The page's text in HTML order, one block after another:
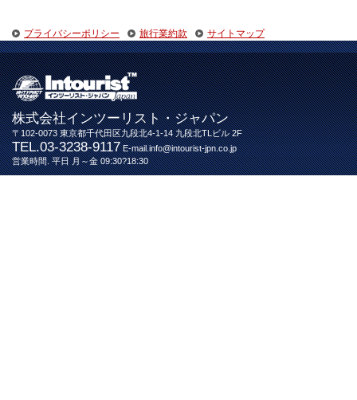
プライバシーポリシー 旅行業約款 サイトマップ
株式会社インツーリスト・ジャパン
〒102-0073 東京都千代田区九段北4-1-14 九段北TLビル 2F
TEL.03-3238-9117E-mail.info@intourist-jpn.co.jp
営業時間. 平日 月～金 09:30?18:30